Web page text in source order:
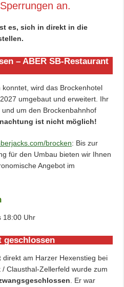
an.
es, sich in direkt in die
– ABER SB-Restaurant
wird das Brockenhotel
umgebaut und erweitert. Ihr
um den Brockenbahnhof
ist nicht möglich!
brocken: Bis zur
für den Umbau bieten wir Ihnen
Angebot im
18:00 Uhr
geschlossen
direkt am Harzer Hexenstieg bei
Clausthal-Zellerfeld wurde zum
. Er war